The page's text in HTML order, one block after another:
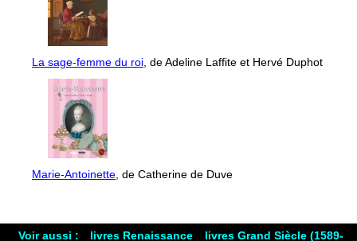
La sage-femme du roi , de Adeline Laffite et Hervé Duphot
Marie-Antoinette , de Catherine de Duve
Voir aussi : livres Renaissance livres Grand Siècle (1589-